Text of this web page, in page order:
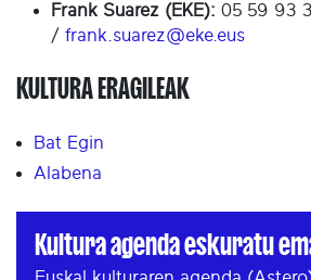
Frank Suarez (EKE): 05 59 93
/ frank.suarez@eke.eus
KULTURA ERAGILEAK
Bat Egin
Alabena
Kultura agenda eskuratu